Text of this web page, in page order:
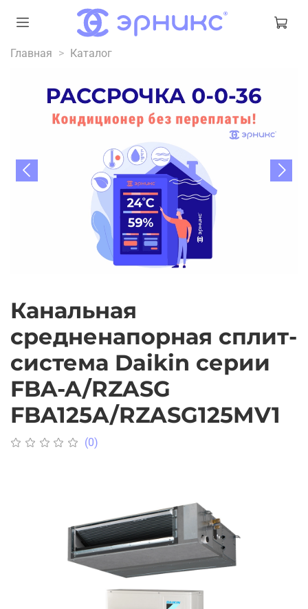
Главная Каталог
Канальная
средненапорная сплит-
система Daikin серии
FBA-A/RZASG
FBA125A/RZASG125MV1
(0)